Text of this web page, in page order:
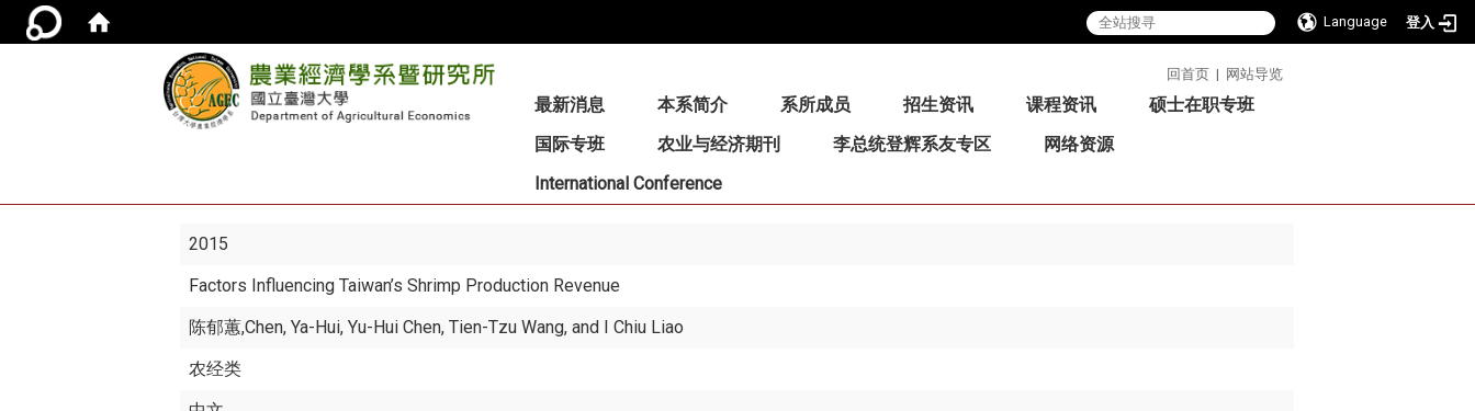
Language 登入
回首页 | 网站导览
最新消息 本系简介 系所成员 招生资讯 课程资讯
硕士在职专班
国际专班
农业与经济期刊 李总统登辉系友专区
网络资源
International Conference
2015
Factors Influencing Taiwan’s Shrimp Production Revenue
陈郁蕙,Chen, Ya-Hui, Yu-Hui Chen, Tien-Tzu Wang, and I Chiu Liao
农经类